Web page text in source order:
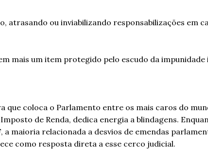
atrasando ou inviabilizando responsabilizações em
mais um item protegido pelo escudo da
que coloca o Parlamento entre os mais caros do
de Renda, dedica energia a blindagens.
maioria relacionada a desvios de emendas
como resposta direta a esse cerco judicial.